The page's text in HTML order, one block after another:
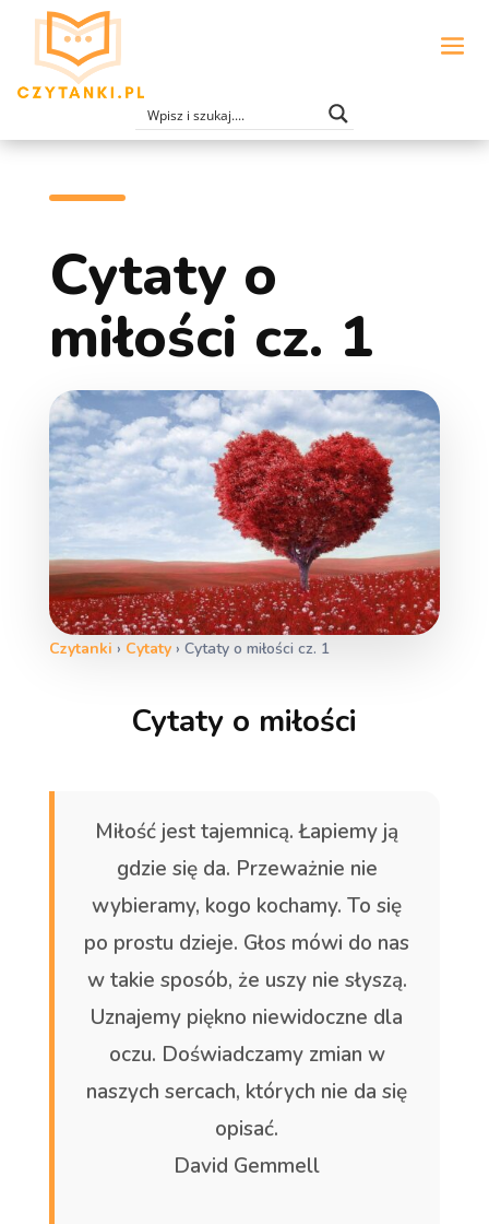
Cytaty o
miłości cz. 1
Czytanki › Cytaty› Cytaty o miłości cz. 1
Cytaty o miłości
Miłość jest tajemnicą. Łapiemy ją
gdzie się da. Przeważnie nie
wybieramy, kogo kochamy. To się
po prostu dzieje. Głos mówi do nas
w takie sposób, że uszy nie słyszą.
Uznajemy piękno niewidoczne dla
oczu. Doświadczamy zmian w
naszych sercach, których nie da się
opisać.
David Gemmell